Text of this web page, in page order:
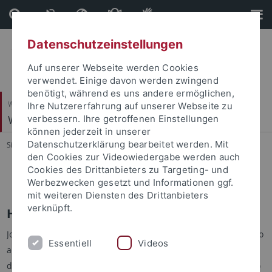
Direkt
zum
Inhalt
Direkt
zur
Fußleiste
Wirtschafts- und Sozialwissenschaftliche Fakultät
Wirtschaftsgeschichte
Sie sind hier: Startseite ... Heights
Heights
Heights
John Komlos did provid particularly large data sets. However to
advertise his new journal he demanded one precondition. By
downloading the files on the following page you must agree to
Datenschutzeinstellungen
Auf unserer Webseite werden Cookies
verwendet. Einige davon werden zwingend
benötigt, während es uns andere ermöglichen,
Ihre Nutzererfahrung auf unserer Webseite zu
verbessern. Ihre getroffenen Einstellungen
können jederzeit in unserer
Datenschutzerklärung bearbeitet werden. Mit
den Cookies zur Videowiedergabe werden auch
Cookies des Drittanbieters zu Targeting- und
Werbezwecken gesetzt und Informationen ggf.
mit weiteren Diensten des Drittanbieters
verknüpft.
Essentiell Videos